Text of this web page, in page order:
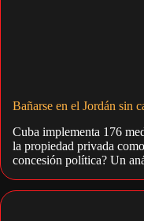
Bañarse en el Jordán sin
Cuba implementa 176
la propiedad privada
concesión política? Un